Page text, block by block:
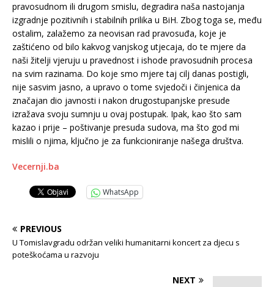
pravosudnom ili drugom smislu, degradira naša nastojanja
izgradnje pozitivnih i stabilnih prilika u BiH. Zbog toga se, među
ostalim, zalažemo za neovisan rad pravosuđa, koje je
zaštićeno od bilo kakvog vanjskog utjecaja, do te mjere da
naši žitelji vjeruju u pravednost i ishode pravosudnih procesa
na svim razinama. Do koje smo mjere taj cilj danas postigli,
nije sasvim jasno, a upravo o tome svjedoči i činjenica da
značajan dio javnosti i nakon drugostupanjske presude
izražava svoju sumnju u ovaj postupak. Ipak, kao što sam
kazao i prije – poštivanje presuda sudova, ma što god mi
mislili o njima, ključno je za funkcioniranje našega društva.
Vecernji.ba
WhatsApp
PREVIOUS
U Tomislavgradu održan veliki humanitarni koncert za djecu s
poteškoćama u razvoju
NEXT